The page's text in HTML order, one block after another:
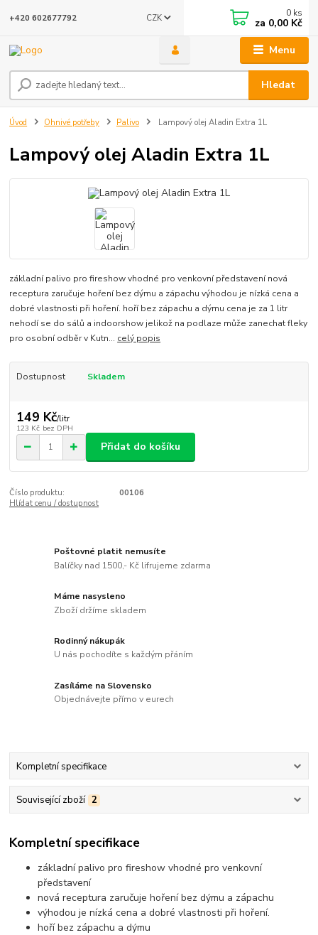
Menu
CZK
Hledat
+420 602677792 0 ks
za 0,00 Kč
Úvod Ohnivé potřeby Palivo Lampový olej Aladin Extra 1L
Lampový olej Aladin Extra 1L
základní palivo pro fireshow vhodné pro venkovní představení nová
receptura zaručuje hoření bez dýmu a zápachu výhodou je nízká cena a
dobré vlastnosti při hoření. hoří bez zápachu a dýmu cena je za 1 litr
nehodí se do sálů a indoorshow jelikož na podlaze může zanechat fleky
pro osobní odběr v Kutn... celý popis
Dostupnost Skladem
149 Kč/litr
123 Kč bez DPH
Přidat do košíku
Číslo produktu:
00106
Hlídat cenu / dostupnost
Poštovné platit nemusíte
Balíčky nad 1500,- Kč lifrujeme zdarma
Máme nasysleno
Zboží držíme skladem
Rodinný nákupák
U nás pochodíte s každým přáním
Zasíláme na Slovensko
Objednávejte přímo v eurech
Kompletní specifikace
Související zboží 2
Kompletní specifikace
základní palivo pro fireshow vhodné pro venkovní
představení
nová receptura zaručuje hoření bez dýmu a zápachu
výhodou je nízká cena a dobré vlastnosti při hoření.
hoří bez zápachu a dýmu